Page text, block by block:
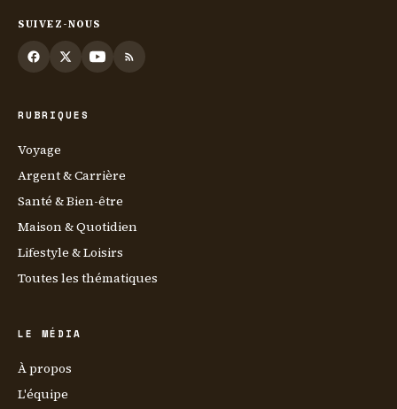
SUIVEZ-NOUS
RUBRIQUES
Voyage
Argent & Carrière
Santé & Bien-être
Maison & Quotidien
Lifestyle & Loisirs
Toutes les thématiques
LE MÉDIA
À propos
L'équipe